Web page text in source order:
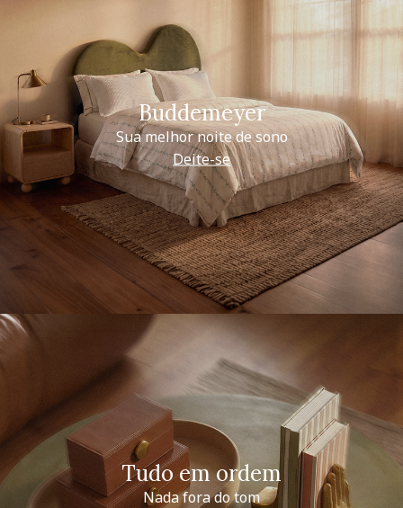
Buddemeyer
Sua melhor noite de sono
Deite-se
Tudo em ordem
Nada fora do tom